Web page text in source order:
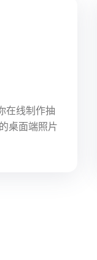
在线制作抽
桌面端照片